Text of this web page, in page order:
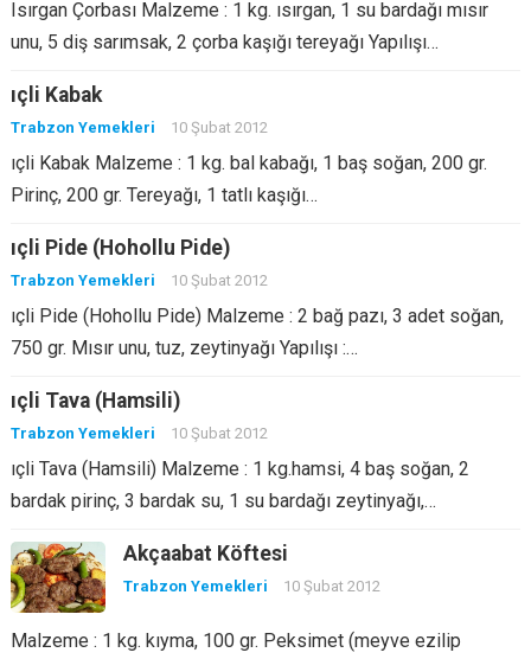
Isırgan Çorbası Malzeme : 1 kg. ısırgan, 1 su bardağı mısır
unu, 5 diş sarımsak, 2 çorba kaşığı tereyağı Yapılışı…
ıçli Kabak
Trabzon Yemekleri 10 Şubat 2012
ıçli Kabak Malzeme : 1 kg. bal kabağı, 1 baş soğan, 200 gr.
Pirinç, 200 gr. Tereyağı, 1 tatlı kaşığı…
ıçli Pide (Hohollu Pide)
Trabzon Yemekleri 10 Şubat 2012
ıçli Pide (Hohollu Pide) Malzeme : 2 bağ pazı, 3 adet soğan,
750 gr. Mısır unu, tuz, zeytinyağı Yapılışı :…
ıçli Tava (Hamsili)
Trabzon Yemekleri 10 Şubat 2012
ıçli Tava (Hamsili) Malzeme : 1 kg.hamsi, 4 baş soğan, 2
bardak pirinç, 3 bardak su, 1 su bardağı zeytinyağı,…
Akçaabat Köftesi
Trabzon Yemekleri 10 Şubat 2012
Malzeme : 1 kg. kıyma, 100 gr. Peksimet (meyve ezilip